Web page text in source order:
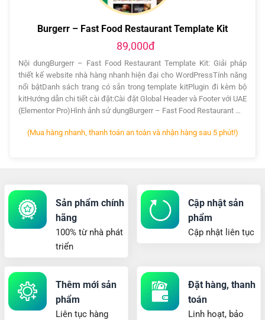
Burgerr – Fast Food Restaurant Template Kit
89,000đ
Nội dungBurgerr – Fast Food Restaurant Template Kit: Giải pháp
thiết kế website nhà hàng nhanh hiện đại cho WordPressTính năng
nổi bậtDanh sách trang có sẵn trong template kitPlugin đi kèm bộ
kitHướng dẫn chi tiết cài đặt:Cài đặt Global Header và Footer với UAE
(Elementor Pro)Hình ảnh sử dụngBurgerr – Fast Food Restaurant …
(Mua hàng nhanh, thanh toán an toàn và nhận hàng sau 5 phút!)
Sản phẩm chính
hãng
100% từ nhà phát
triển
Cập nhật sản
phẩm
Cập nhật liên tục
Thêm mới sản
phẩm
Liên tục hàng
Đặt hàng, thanh
toán
Linh hoạt, bảo